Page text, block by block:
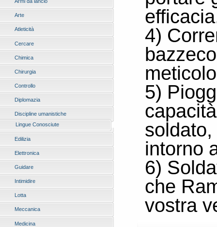
Armi da lancio
Arte
Atleticità
Cercare
Chimica
Chirurgia
Controllo
Diplomazia
Discipline umanistiche
Lingue Conosciute
Edilizia
Elettronica
Guidare
Intimidire
Lotta
Meccanica
Medicina
4)
5)
intorno
6)
che
vostra